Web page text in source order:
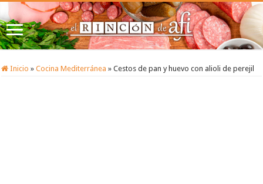
Inicio » Cocina Mediterránea » Cestos de pan y huevo con alioli de perejil